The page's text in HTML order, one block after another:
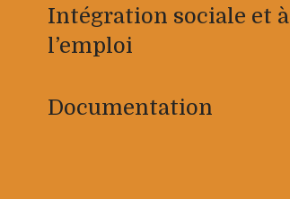
Intégration sociale et à
l’emploi
Documentation